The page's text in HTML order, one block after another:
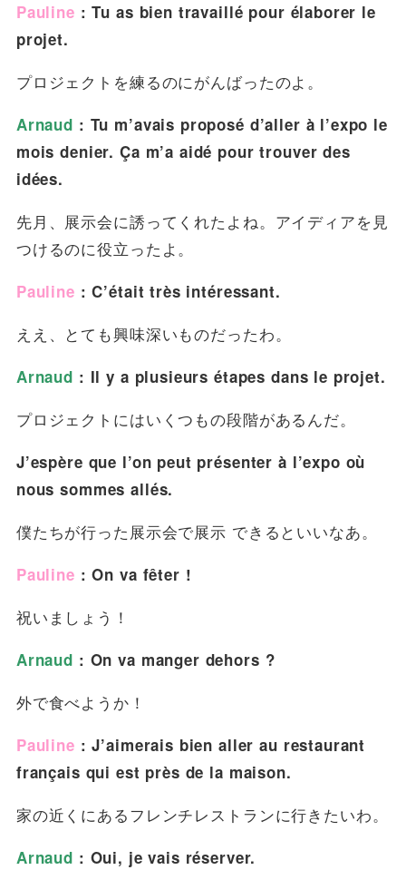
Pauline : Tu as bien travaillé pour élaborer le
projet.
プロジェクトを練るのにがんばったのよ。
Arnaud : Tu m’avais proposé d’aller à l’expo le
mois denier. Ça m’a aidé pour trouver des
idées.
先月、展示会に誘ってくれたよね。アイディアを見
つけるのに役立ったよ。
Pauline : C’était très intéressant.
ええ、とても興味深いものだったわ。
Arnaud : Il y a plusieurs étapes dans le projet.
プロジェクトにはいくつもの段階があるんだ。
J’espère que l’on peut présenter à l’expo où
nous sommes allés.
僕たちが行った展示会で展示 できるといいなあ。
Pauline : On va fêter !
祝いましょう！
Arnaud : On va manger dehors ?
外で食べようか！
Pauline : J’aimerais bien aller au restaurant
français qui est près de la maison.
家の近くにあるフレンチレストランに行きたいわ。
Arnaud : Oui, je vais réserver.